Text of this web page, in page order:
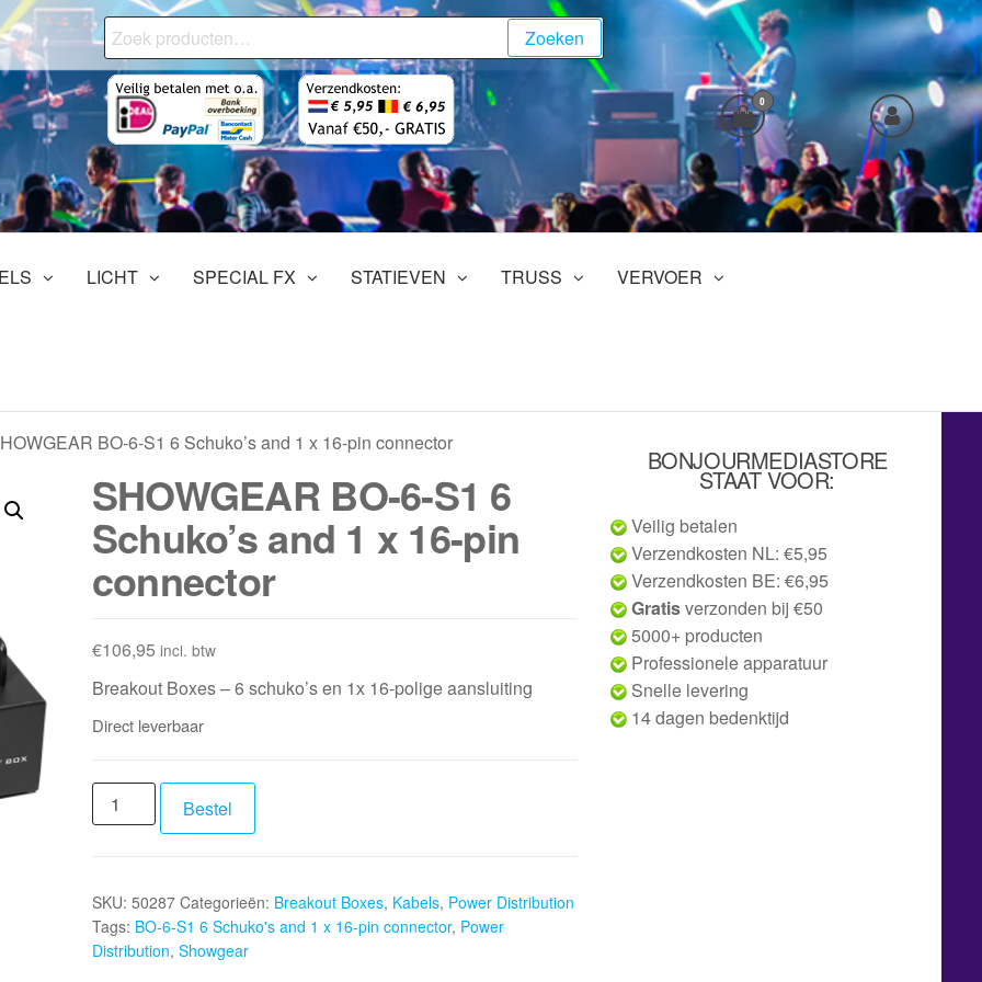
Zoeken
naar:
Zoeken
0
LICHT SPECIAL FX STATIEVEN TRUSS VERVOER
BO-6-S1 6 Schuko’s and 1 x 16-pin connector
SHOWGEAR BO-6-S1 6
Schuko’s and 1 x 16-pin
connector
€106,95 incl. btw
Breakout Boxes – 6 schuko’s en 1x 16-polige aansluiting
Direct leverbaar
SHOWGEAR
BO-
6
Schuko's
and
Bestel
SKU: 50287 Categorieën: Breakout Boxes, Kabels, Power Distribution
Tags: BO-6-S1 6 Schuko's and 1 x 16-pin connector, Power
Distribution, Showgear
BONJOURMEDIASTORE
STAAT VOOR:
Veilig betalen
Verzendkosten NL: €5,95
Verzendkosten BE: €6,95
Gratisverzonden bij €50
5000+ producten
Professionele apparatuur
Snelle levering
14 dagen bedenktijd